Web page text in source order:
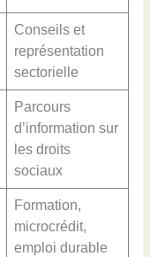
Conseils et
représentation
sectorielle
Parcours
d’information sur
les droits
sociaux
Formation,
microcrédit,
emploi durable